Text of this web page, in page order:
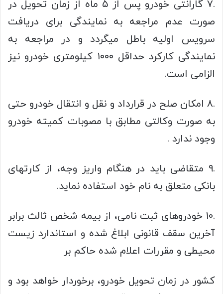
.۷ گارانتی خودرو پس از ۵ ماه از زمان تحویل در
صورت عدم مراجعه به نمایندگی برای دریافت
سرویس اولیه باطل میگردد و در مراجعه به
نمایندگی کارکرد حداقل ۱۰۰۰ کیلومتری خودرو نیز
الزامی است.
.۸ امکان صلح در قرارداد و نقل و انتقال خودرو حتی
به صورت وکالتى مطابق با مصوبات کمیته خودرو
وجود ندارد .
.۹ متقاضی باید در هنگام واریز وجه، از کارتهای
بانکی متعلق به نام خود استفاده نماید.
.۱۰ خودروهای ثبت نامی، از بیمه شخص ثالث برابر
آخرین سقف قانونی ابلاغ شده و استاندارد زیست
محیطی و مقررات اعلام شده حاکم بر
کشور در زمان تحویل خودرو، برخوردار خواهد بود و